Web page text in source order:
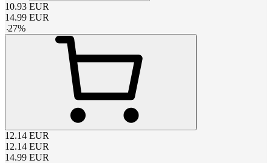
10.93 EUR
14.99 EUR
-27%
12.14 EUR
12.14 EUR
14.99 EUR